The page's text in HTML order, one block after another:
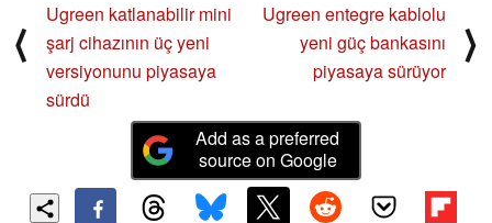
⟨
Ugreen katlanabilir mini
şarj cihazının üç yeni
versiyonunu piyasaya
sürdü
Ugreen entegre kablolu
yeni güç bankasını
piyasaya sürüyor
⟩
Add as a preferred
source on Google